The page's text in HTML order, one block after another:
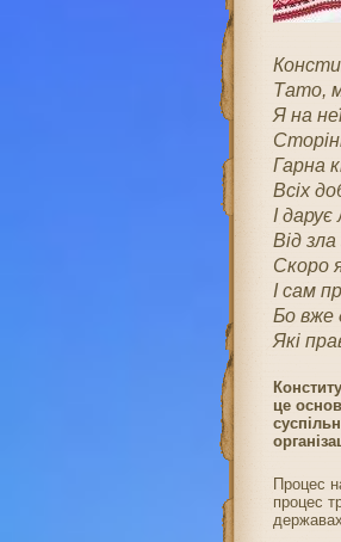
Тато,
Я на
Гарна
Всіх
І
Від
Скоро
І сам
Бо вже
Які
це
Процес
процес